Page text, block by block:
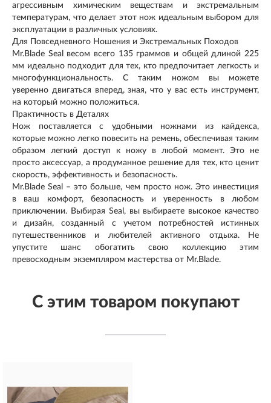
агрессивным химическим веществам и экстремальным
температурам, что делает этот нож идеальным выбором для
эксплуатации в различных условиях.
Для Повседневного Ношения и Экстремальных Походов
Mr.Blade Seal весом всего 135 граммов и общей длиной 225
мм идеально подходит для тех, кто предпочитает легкость и
многофункциональность. С таким ножом вы можете
уверенно двигаться вперед, зная, что у вас есть инструмент,
на который можно положиться.
Практичность в Деталях
Нож поставляется с удобными ножнами из кайдекса,
которые можно легко повесить на ремень, обеспечивая таким
образом легкий доступ к ножу в любой момент. Это не
просто аксессуар, а продуманное решение для тех, кто ценит
скорость, эффективность и безопасность.
Mr.Blade Seal – это больше, чем просто нож. Это инвестиция
в ваш комфорт, безопасность и уверенность в любом
приключении. Выбирая Seal, вы выбираете высокое качество
и дизайн, созданный с учетом потребностей истинных
путешественников и любителей активного отдыха. Не
упустите шанс обогатить свою коллекцию этим
превосходным экземпляром мастерства от Mr.Blade.
С этим товаром покупают